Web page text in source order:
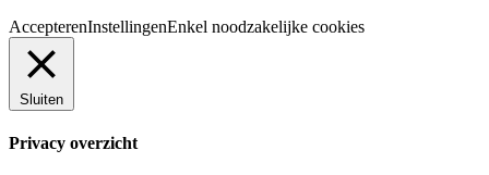
AccepterenInstellingenEnkel noodzakelijke cookies
Sluiten
Privacy overzicht